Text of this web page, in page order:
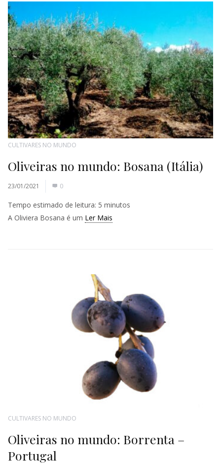
CULTIVARES NO MUNDO
Oliveiras no mundo: Bosana (Itália)
23/01/2021 0
Tempo estimado de leitura: 5 minutos
A Oliviera Bosana é um Ler Mais
CULTIVARES NO MUNDO
Oliveiras no mundo: Borrenta –
Portugal